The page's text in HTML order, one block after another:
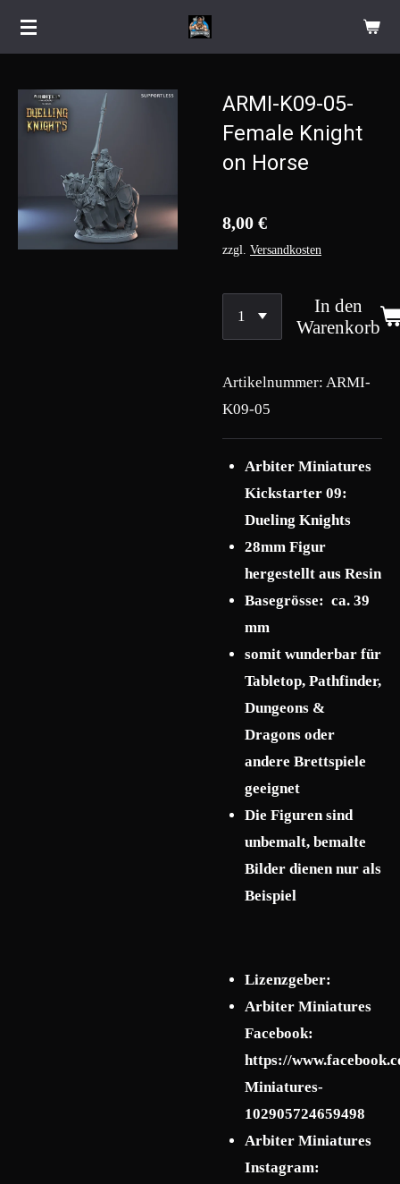
Zum
ARMI-K09-05-
Female Knight
on Horse
8,00 €
zzgl. Versandkosten
In den
Warenkorb
Artikelnummer: ARMI-
K09-05
Arbiter Miniatures
Kickstarter 09:
Dueling Knights
28mm Figur
hergestellt aus Resin
Basegrösse: ca. 39
mm
somit wunderbar für
Tabletop, Pathfinder,
Dungeons &
Dragons oder
andere Brettspiele
geeignet
Die Figuren sind
unbemalt, bemalte
Bilder dienen nur als
Beispiel
Lizenzgeber:
Arbiter Miniatures
Facebook:
https://
Miniatures-
102905724659498
Arbiter Miniatures
Instagram: